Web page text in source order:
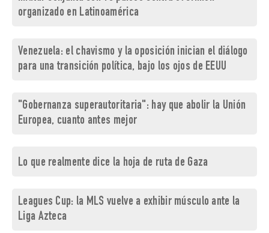
organizado en Latinoamérica
Venezuela: el chavismo y la oposición inician el diálogo
para una transición política, bajo los ojos de EEUU
"Gobernanza superautoritaria": hay que abolir la Unión
Europea, cuanto antes mejor
Lo que realmente dice la hoja de ruta de Gaza
Leagues Cup: la MLS vuelve a exhibir músculo ante la
Liga Azteca